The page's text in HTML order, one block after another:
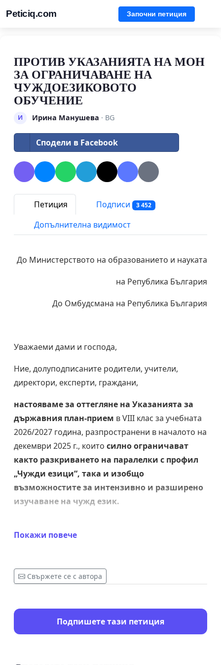
Peticiq.com Започни петиция
ПРОТИВ УКАЗАНИЯТА НА МОН
ЗА ОГРАНИЧАВАНЕ НА
ЧУЖДОЕЗИКОВОТО
ОБУЧЕНИЕ
И Ирина Манушева · BG
Сподели в Facebook
Петиция Подписи 3 452
Допълнителна видимост
До Министерството на образованието и науката
на Република България
До Омбудсмана на Република България
Уважаеми дами и господа,
Ние, долуподписаните родители, учители,
директори, експерти, граждани,
настояваме за оттегляне на Указанията за
държавния план-прием в VIII клас за учебната
2026/2027 година, разпространени в началото на
декември 2025 г., които силно ограничават
както разкриването на паралелки с профил
„Чужди езици“, така и изобщо
възможностите за интензивно и разширено
изучаване на чужд език.
прибързани, произволни решения, които
За пореден път това се прави:
в последния момент
без задълбочен и всеобхватен анализ на
Покажи повече
Свържете се с автора
Подпишете тази петиция